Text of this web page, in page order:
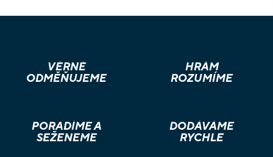
VĚRNÉ
ODMĚŇUJEME
HRÁM
ROZUMÍME
PORADÍME A
SEŽENEME
DODÁVÁME
RYCHLE